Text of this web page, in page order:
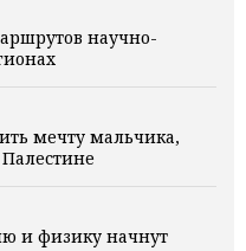
научно-
мечту мальчика,
и физику начнут